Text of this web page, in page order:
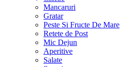
Mancaruri
Gratar
Peste Si Fructe De Mare
Retete de Post
Mic Dejun
Aperitive
Salate